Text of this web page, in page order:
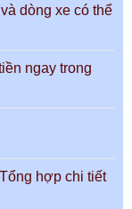
dòng xe có thể
ngay trong
hợp chi tiết